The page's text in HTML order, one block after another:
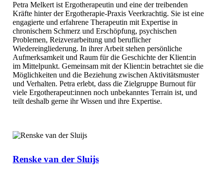
Petra Melkert ist Ergotherapeutin und eine der treibenden
Kräfte hinter der Ergotherapie-Praxis Veerkrachtig. Sie ist eine
engagierte und erfahrene Therapeutin mit Expertise in
chronischem Schmerz und Erschöpfung, psychischen
Problemen, Reizverarbeitung und beruflicher
Wiedereingliederung. In ihrer Arbeit stehen persönliche
Aufmerksamkeit und Raum für die Geschichte der Klient:in
im Mittelpunkt. Gemeinsam mit der Klient:in betrachtet sie die
Möglichkeiten und die Beziehung zwischen Aktivitätsmuster
und Verhalten. Petra erlebt, dass die Zielgruppe Burnout für
viele Ergotherapeut:innen noch unbekanntes Terrain ist, und
teilt deshalb gerne ihr Wissen und ihre Expertise.
Renske van der Sluijs